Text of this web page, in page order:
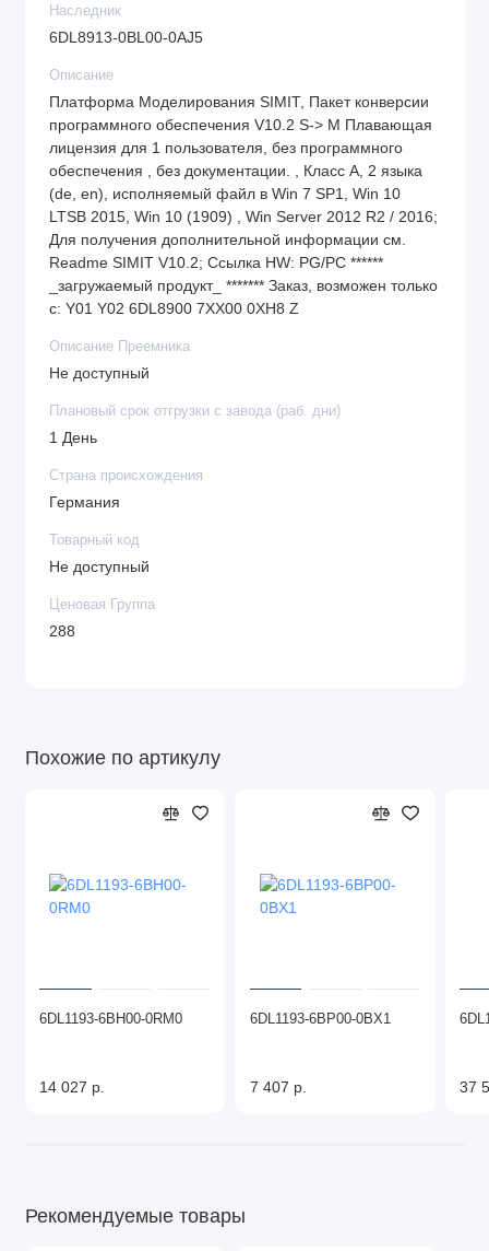
Наследник
6DL8913-0BL00-0AJ5
Описание
Платформа Моделирования SIMIT, Пакет конверсии
программного обеспечения V10.2 S-> M Плавающая
лицензия для 1 пользователя, без программного
обеспечения , без документации. , Класс A, 2 языка
(de, en), исполняемый файл в Win 7 SP1, Win 10
LTSB 2015, Win 10 (1909) , Win Server 2012 R2 / 2016;
Для получения дополнительной информации см.
Readme SIMIT V10.2; Ссылка HW: PG/PC ******
_загружаемый продукт_ ******* Заказ, возможен только
с: Y01 Y02 6DL8900 7XX00 0XH8 Z
Описание Преемника
Не доступный
Плановый срок отгрузки с завода (раб. дни)
1 День
Страна происхождения
Германия
Товарный код
Не доступный
Ценовая Группа
288
Похожие по артикулу
6DL1193-6BH00-0RM0
14 027 р.
6DL1193-6BP00-0BX1
7 407 р. 37
Рекомендуемые товары